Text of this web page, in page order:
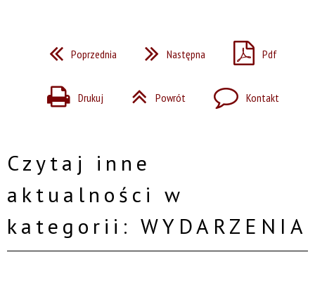
Poprzednia Następna Pdf
Drukuj Powrót Kontakt
Czytaj inne
aktualności w
kategorii: WYDARZENIA